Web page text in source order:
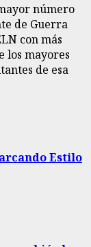
número
de Guerra
con más
los mayores
de esa
Estilo